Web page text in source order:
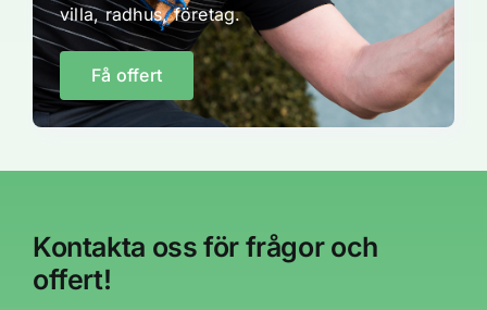
villa, radhus, företag.
Få offert
Kontakta oss för frågor och
offert!